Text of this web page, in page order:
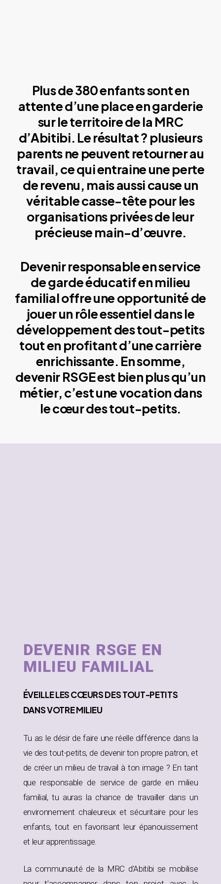
Plus de 380 enfants sont en
attente d’une place en garderie
sur le territoire de la MRC
d’Abitibi. Le résultat ? plusieurs
parents ne peuvent retourner au
travail, ce qui entraine une perte
de revenu, mais aussi cause un
véritable casse-tête pour les
organisations privées de leur
précieuse main-d’œuvre.
Devenir responsable en service
de garde éducatif en milieu
familial offre une opportunité de
jouer un rôle essentiel dans le
développement des tout-petits
tout en profitant d’une carrière
enrichissante. En somme,
devenir RSGE est bien plus qu’un
métier, c’est une vocation dans
le cœur des tout-petits.
DEVENIR RSGE EN
MILIEU FAMILIAL
ÉVEILLELES CŒURS DES TOUT-PETITS
DANSVOTRE MILIEU
Tu as le désir de faire une réelle différence dans la
vie des tout-petits, de devenir ton propre patron, et
de créer un milieu de travail à ton image ? En tant
que responsable de service de garde en milieu
familial, tu auras la chance de travailler dans un
environnement chaleureux et sécuritaire pour les
enfants, tout en favorisant leur épanouissement
et leur apprentissage.
La communauté de la MRC d’Abitibi se mobilise